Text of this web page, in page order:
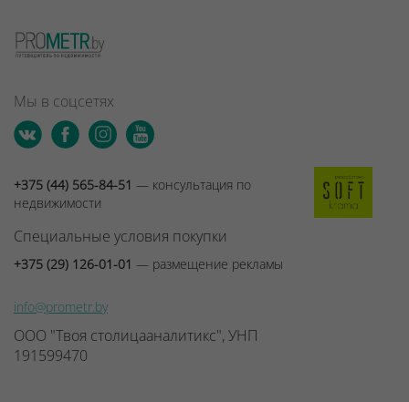
Мы в соцсетях
+375 (44) 565-84-51 — консультация по
недвижимости
Специальные условия покупки
+375 (29) 126-01-01 — размещение рекламы
info@prometr.by
ООО "Твоя столицааналитикс", УНП
191599470